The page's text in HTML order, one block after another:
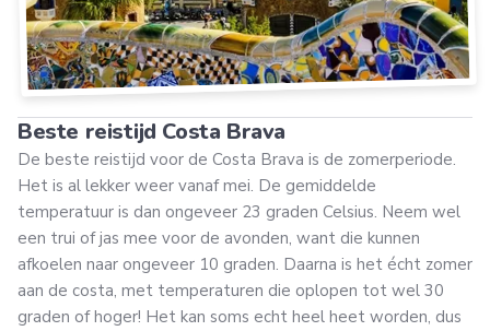
Beste reistijd Costa Brava
De beste reistijd voor de Costa Brava is de zomerperiode.
Het is al lekker weer vanaf mei. De gemiddelde
temperatuur is dan ongeveer 23 graden Celsius. Neem wel
een trui of jas mee voor de avonden, want die kunnen
afkoelen naar ongeveer 10 graden. Daarna is het écht zomer
aan de costa, met temperaturen die oplopen tot wel 30
graden of hoger! Het kan soms echt heel heet worden, dus